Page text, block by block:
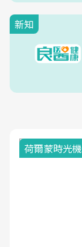
新知
荷爾蒙時光機